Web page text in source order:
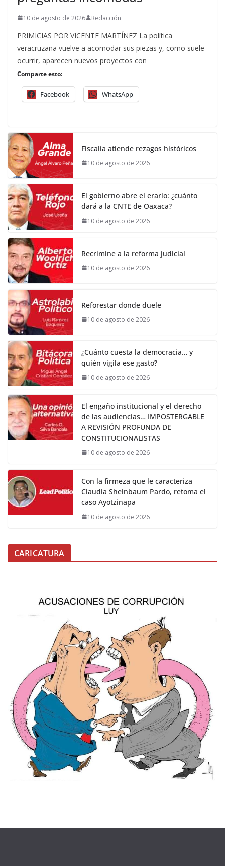
10 de agosto de 2026 Redacción
PRIMICIAS POR VICENTE MARTÍNEZ La política
veracruzana vuelve a acomodar sus piezas y, como suele
ocurrir, aparecen nuevos proyectos con
Comparte esto:
Facebook WhatsApp
Fiscalía atiende rezagos históricos
10 de agosto de 2026
El gobierno abre el erario: ¿cuánto
dará a la CNTE de Oaxaca?
10 de agosto de 2026
Recrimine a la reforma judicial
10 de agosto de 2026
Reforestar donde duele
10 de agosto de 2026
¿Cuánto cuesta la democracia… y
quién vigila ese gasto?
10 de agosto de 2026
El engaño institucional y el derecho
de las audiencias… IMPOSTERGABLE
A REVISIÓN PROFUNDA DE
CONSTITUCIONALISTAS
10 de agosto de 2026
Con la firmeza que le caracteriza
Claudia Sheinbaum Pardo, retoma el
caso Ayotzinapa
10 de agosto de 2026
CARICATURA